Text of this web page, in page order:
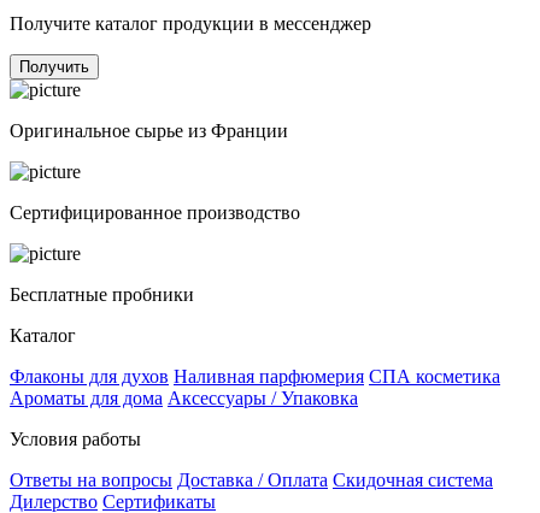
Получите каталог продукции в мессенджер
Получить
Оригинальное сырье из Франции
Сертифицированное производство
Бесплатные пробники
Каталог
Флаконы для духов Наливная парфюмерия СПА косметика
Ароматы для дома Аксессуары / Упаковка
Условия работы
Ответы на вопросы Доставка / Оплата Скидочная система
Дилерство Сертификаты